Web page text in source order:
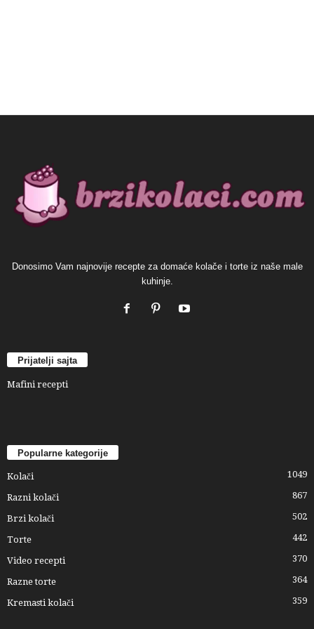
Donosimo Vam najnovije recepte za domaće kolače i torte iz naše male
kuhinje.
Prijatelji sajta
Mafini recepti
Popularne kategorije
Kolači 1049
Razni kolači 867
Brzi kolači 502
Torte 442
Video recepti 370
Razne torte 364
Kremasti kolači 359